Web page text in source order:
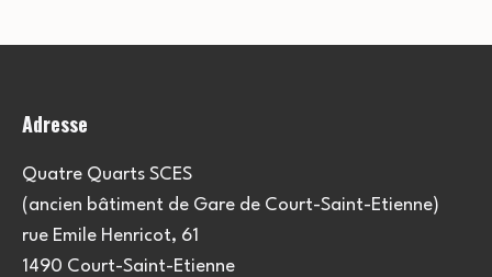
Adresse
Quatre Quarts SCES
(ancien bâtiment de Gare de Court-Saint-Etienne)
rue Emile Henricot, 61
1490 Court-Saint-Etienne